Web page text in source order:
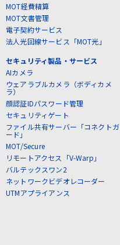
MOT経費精算
MOT文書管理
電子契約サービス
法人光回線サービス「MOT光」
セキュリティ製品・サービス
AIカメラ
ウェアラブルカメラ（ボディカメ
ラ）
顔認証IDパスワード管理
セキュリティゲート
ファイル共有サーバー「コネクトガ
ード」
MOT/Secure
リモートアクセス「V-Warp」
バルテックスワン2
ネットワークビデオレコーダー
UTMアプライアンス